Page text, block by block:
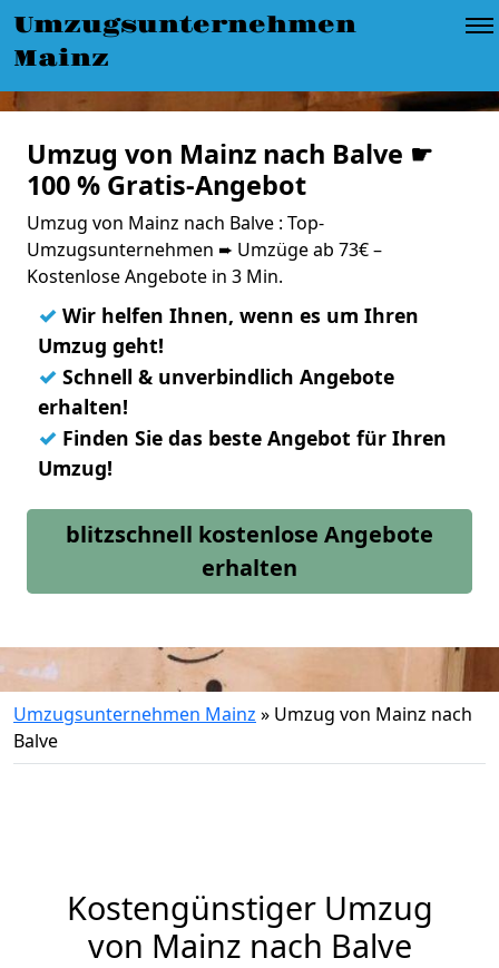
Umzugsunternehmen
Mainz
Umzug von Mainz nach Balve ☛
100 % Gratis-Angebot
Umzug von Mainz nach Balve : Top-
Umzugsunternehmen ➨ Umzüge ab 73€ –
Kostenlose Angebote in 3 Min.
✓ Wir helfen Ihnen, wenn es um Ihren
Umzug geht!
✓ Schnell & unverbindlich Angebote
erhalten!
✓ Finden Sie das beste Angebot für Ihren
Umzug!
blitzschnell kostenlose Angebote
erhalten
Umzugsunternehmen Mainz » Umzug von Mainz nach
Balve
Kostengünstiger Umzug
von Mainz nach Balve